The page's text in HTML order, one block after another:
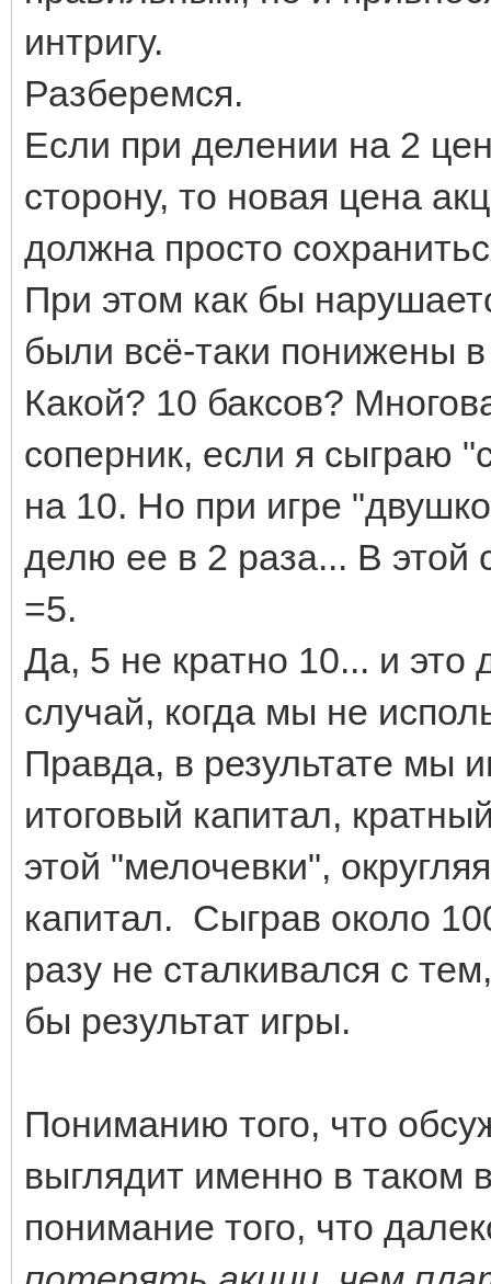
интригу.
Разберемся.
Если при делении на 2
сторону, то новая цена
должна просто
При этом как бы
были всё-таки понижены
Какой? 10 баксов?
соперник, если я сыграю
на 10. Но при игре
делю ее в 2 раза... В этой
=5.
Да, 5 не кратно 10... и это
случай, когда мы не
Правда, в результате мы
итоговый капитал,
этой "мелочевки",
капитал. Сыграв около
разу не сталкивался с
бы результат игры.
Пониманию того, что
выглядит именно в таком
понимание того, что